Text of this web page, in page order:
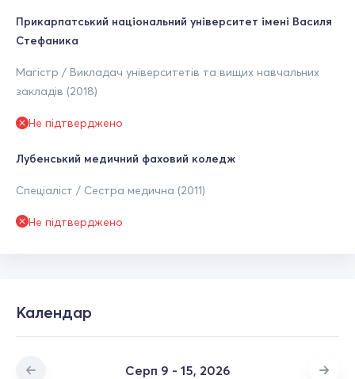
Прикарпатський національний університет імені Василя
Стефаника
Магістр / Викладач університетів та вищих навчальних
закладів (2018)
Не підтверджено
Лубенський медичний фаховий коледж
Спеціаліст / Сестра медична (2011)
Не підтверджено
Календар
Серп 9 - 15, 2026